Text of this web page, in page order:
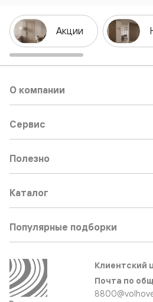
Акции
О компании
Сервис
Полезно
Каталог
Популярные подборки
Клиентский
Почта по